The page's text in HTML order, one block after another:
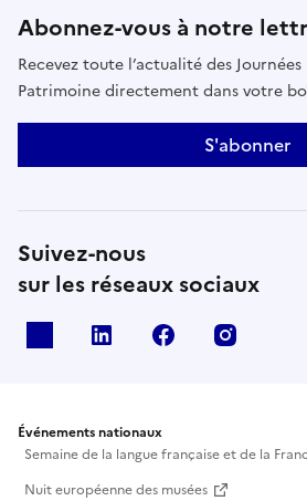
Abonnez-vous à notre
Recevez toute l’actualité des
Patrimoine directement dans votre
S'abonner
Suivez-nous
sur les réseaux sociaux
Linkedin Facebook
Événements nationaux
Semaine de la langue française et de la
Nuit européenne des musées